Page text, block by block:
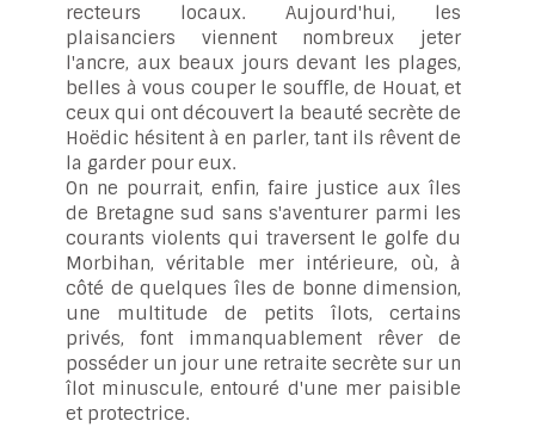
recteurs locaux. Aujourd'hui, les
plaisanciers viennent nombreux jeter
l'ancre, aux beaux jours devant les plages,
belles à vous couper le souffle, de Houat, et
ceux qui ont découvert la beauté secrète de
Hoëdic hésitent à en parler, tant ils rêvent de
la garder pour eux.
On ne pourrait, enfin, faire justice aux îles
de Bretagne sud sans s'aventurer parmi les
courants violents qui traversent le golfe du
Morbihan, véritable mer intérieure, où, à
côté de quelques îles de bonne dimension,
une multitude de petits îlots, certains
privés, font immanquablement rêver de
posséder un jour une retraite secrète sur un
îlot minuscule, entouré d'une mer paisible
et protectrice.